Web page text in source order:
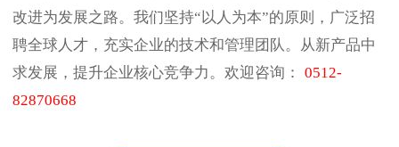
改进为发展之路。我们坚持“以人为本”的原则，广泛招
聘全球人才，充实企业的技术和管理团队。从新产品中
求发展，提升企业核心竞争力。欢迎咨询 ：
0512-
82870668